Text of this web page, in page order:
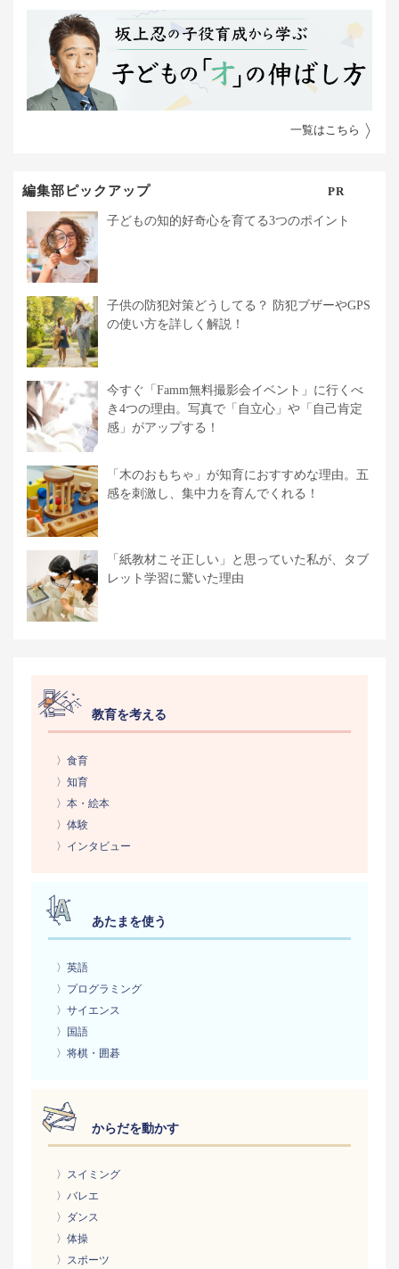
一覧はこちら
編集部ピックアップ PR
子どもの知的好奇心を育てる3つのポイント
子供の防犯対策どうしてる？ 防犯ブザーやGPS
の使い方を詳しく解説！
今すぐ「Famm無料撮影会イベント」に行くべ
き4つの理由。写真で「自立心」や「自己肯定
感」がアップする！
「木のおもちゃ」が知育におすすめな理由。五
感を刺激し、集中力を育んでくれる！
「紙教材こそ正しい」と思っていた私が、タブ
レット学習に驚いた理由
教育を考える
〉食育
〉知育
〉本・絵本
〉体験
〉インタビュー
あたまを使う
〉英語
〉プログラミング
〉サイエンス
〉国語
〉将棋・囲碁
からだを動かす
〉スイミング
〉バレエ
〉ダンス
〉体操
〉スポーツ